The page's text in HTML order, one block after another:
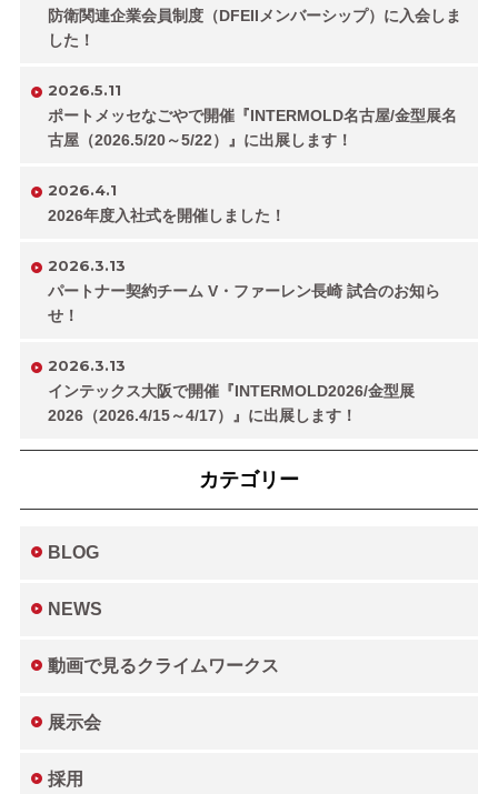
防衛関連企業会員制度（DFEIIメンバーシップ）に入会しま
した！
2026.5.11
ポートメッセなごやで開催『INTERMOLD名古屋/金型展名
古屋（2026.5/20～5/22）』に出展します！
2026.4.1
2026年度入社式を開催しました！
2026.3.13
パートナー契約チーム V・ファーレン長崎 試合のお知ら
せ！
2026.3.13
インテックス大阪で開催『INTERMOLD2026/金型展
2026（2026.4/15～4/17）』に出展します！
カテゴリー
BLOG
NEWS
動画で見るクライムワークス
展示会
採用